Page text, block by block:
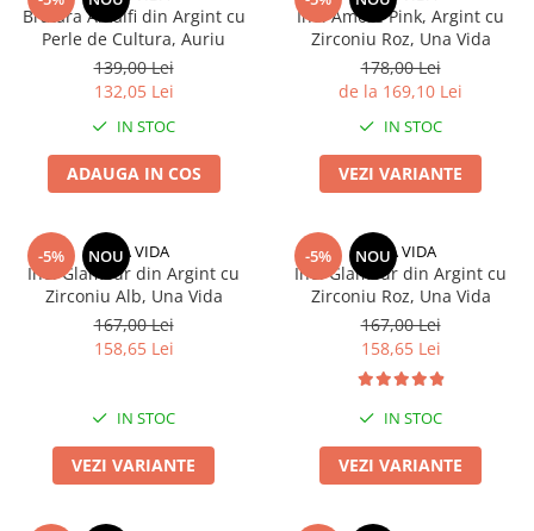
Bratara Amalfi din Argint cu
Perle de Cultura, Auriu
139,00 Lei
132,05 Lei
IN STOC
ADAUGA IN COS
Inel Amore Pink, Argint cu
Zirconiu Roz, Una Vida
178,00 Lei
de la 169,10 Lei
IN STOC
VEZI VARIANTE
-5% NOU
UNA VIDA
Inel Glamour din Argint cu
Zirconiu Alb, Una Vida
167,00 Lei
158,65 Lei
IN STOC
VEZI VARIANTE
-5% NOU
UNA VIDA
Inel Glamour din Argint cu
Zirconiu Roz, Una Vida
167,00 Lei
158,65 Lei
IN STOC
VEZI VARIANTE